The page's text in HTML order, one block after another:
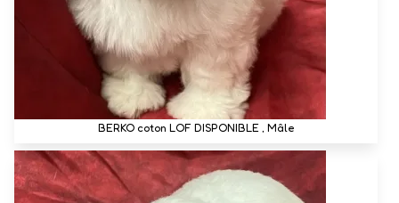
BERKO coton LOF DISPONIBLE , Mâle